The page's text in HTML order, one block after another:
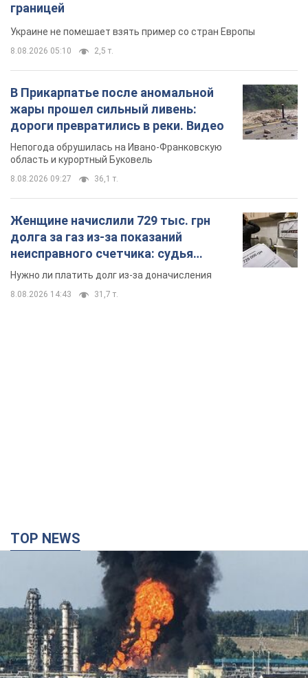
границей
Украине не помешает взять пример со стран Европы
8.08.2026 05:10 2,5 т.
В Прикарпатье после аномальной
жары прошел сильный ливень:
дороги превратились в реки. Видео
Непогода обрушилась на Ивано-Франковскую
область и курортный Буковель
8.08.2026 09:27 36,1 т.
Женщине начислили 729 тыс. грн
долга за газ из-за показаний
неисправного счетчика: судья
вынес неожиданное решение
Нужно ли платить долг из-за доначисления
8.08.2026 14:43 31,7 т.
TOP NEWS